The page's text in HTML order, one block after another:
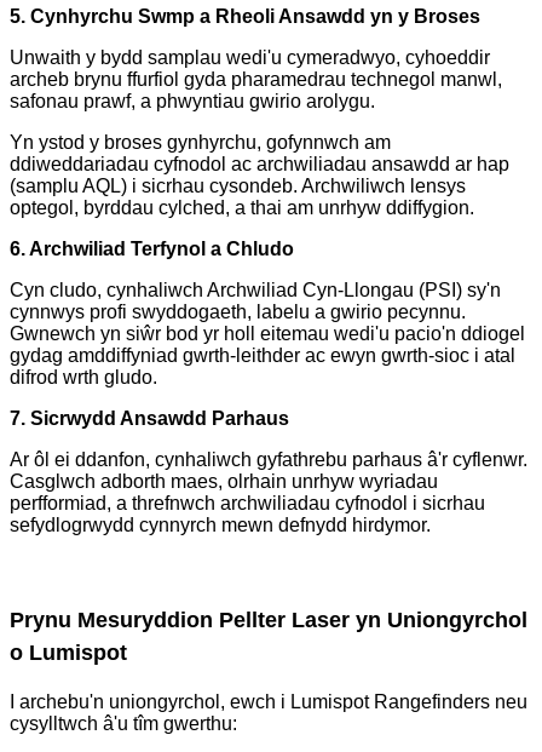
5. Cynhyrchu Swmp a Rheoli Ansawdd yn y Broses
Unwaith y bydd samplau wedi'u cymeradwyo, cyhoeddir
archeb brynu ffurfiol gyda pharamedrau technegol manwl,
safonau prawf, a phwyntiau gwirio arolygu.
Yn ystod y broses gynhyrchu, gofynnwch am
ddiweddariadau cyfnodol ac archwiliadau ansawdd ar hap
(samplu AQL) i sicrhau cysondeb. Archwiliwch lensys
optegol, byrddau cylched, a thai am unrhyw ddiffygion.
6. Archwiliad Terfynol a Chludo
Cyn cludo, cynhaliwch Archwiliad Cyn-Llongau (PSI) sy'n
cynnwys profi swyddogaeth, labelu a gwirio pecynnu.
Gwnewch yn siŵr bod yr holl eitemau wedi'u pacio'n ddiogel
gydag amddiffyniad gwrth-leithder ac ewyn gwrth-sioc i atal
difrod wrth gludo.
7. Sicrwydd Ansawdd Parhaus
Ar ôl ei ddanfon, cynhaliwch gyfathrebu parhaus â'r cyflenwr.
Casglwch adborth maes, olrhain unrhyw wyriadau
perfformiad, a threfnwch archwiliadau cyfnodol i sicrhau
sefydlogrwydd cynnyrch mewn defnydd hirdymor.
Prynu Mesuryddion Pellter Laser yn Uniongyrchol
o Lumispot
I archebu'n uniongyrchol, ewch i Lumispot Rangefinders neu
cysylltwch â'u tîm gwerthu: